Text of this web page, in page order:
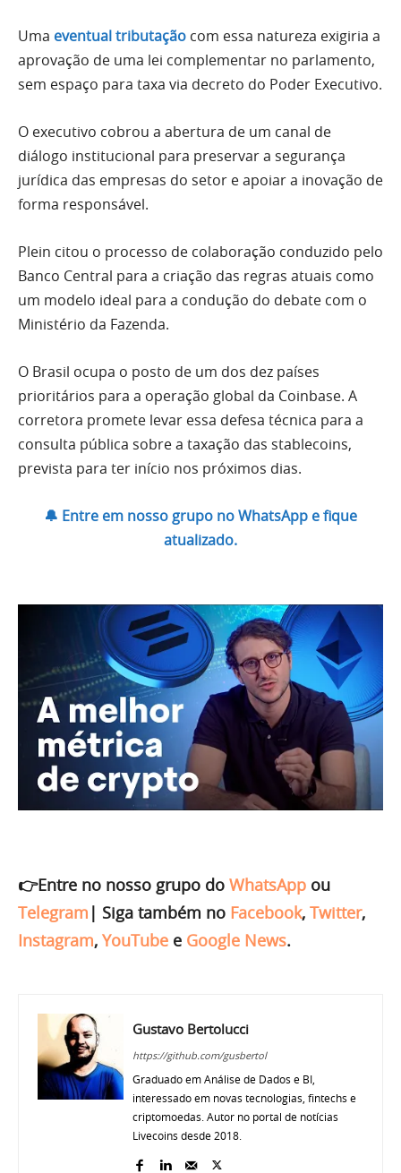
Uma eventual tributação com essa natureza exigiria a
aprovação de uma lei complementar no parlamento,
sem espaço para taxa via decreto do Poder Executivo.
O executivo cobrou a abertura de um canal de
diálogo institucional para preservar a segurança
jurídica das empresas do setor e apoiar a inovação de
forma responsável.
Plein citou o processo de colaboração conduzido pelo
Banco Central para a criação das regras atuais como
um modelo ideal para a condução do debate com o
Ministério da Fazenda.
O Brasil ocupa o posto de um dos dez países
prioritários para a operação global da Coinbase. A
corretora promete levar essa defesa técnica para a
consulta pública sobre a taxação das stablecoins,
prevista para ter início nos próximos dias.
🔔 Entre em nosso grupo no WhatsApp e fique
atualizado.
👉Entre no nosso grupo do WhatsApp ou
Telegram | Siga também no Facebook, Twitter,
Instagram, YouTube e Google News.
Gustavo Bertolucci
https://github.com/gusbertol
Graduado em Análise de Dados e BI,
interessado em novas tecnologias, fintechs e
criptomoedas. Autor no portal de notícias
Livecoins desde 2018.